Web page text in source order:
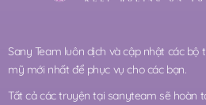
Sany Team luôn dịch và cập nhật các
mỹ mới nhất để phục vụ cho các bạn.
Tất cả các truyện tại sanyteam sẽ hoàn